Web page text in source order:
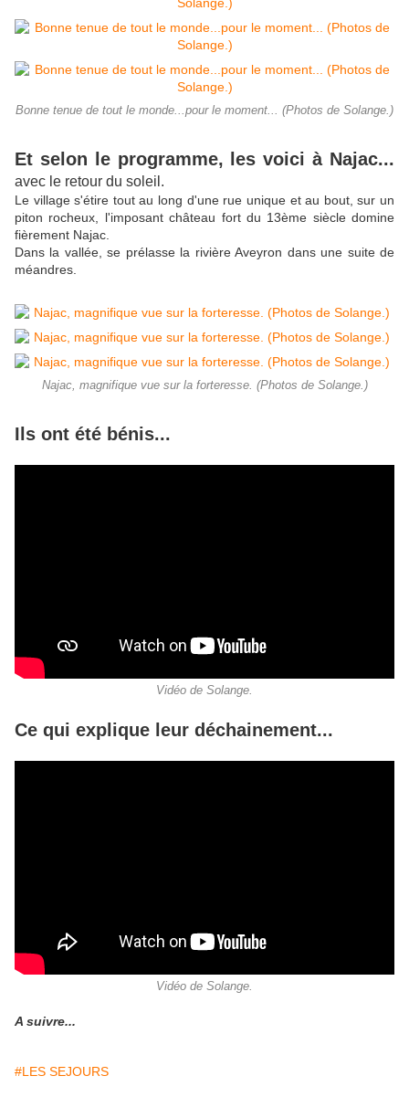
Bonne tenue de tout le monde...pour le moment... (Photos de Solange.)
Et selon le programme, les voici à Najac...
avec le retour du soleil.
Le village s'étire tout au long d'une rue unique et au bout, sur un
piton rocheux, l'imposant château fort du 13ème siècle domine
fièrement Najac.
Dans la vallée, se prélasse la rivière Aveyron dans une suite de
méandres.
Najac, magnifique vue sur la forteresse. (Photos de Solange.)
Ils ont été bénis...
Vidéo de Solange.
Ce qui explique leur déchainement...
Vidéo de Solange.
A suivre...
#LES SEJOURS